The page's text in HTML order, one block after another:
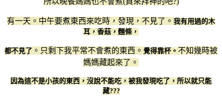
有一天。中午要煮東西來吃時，發現，不見了。 我有用過的木
耳，香菇，麵條，
都不見了 。只剩下我平常不會煮的東西。 覺得靠杯。 不知幾時被
媽媽藏起來了。
因為這不是小孩的東西，沒說不能吃，被我發現吃了，所以就只能
藏???